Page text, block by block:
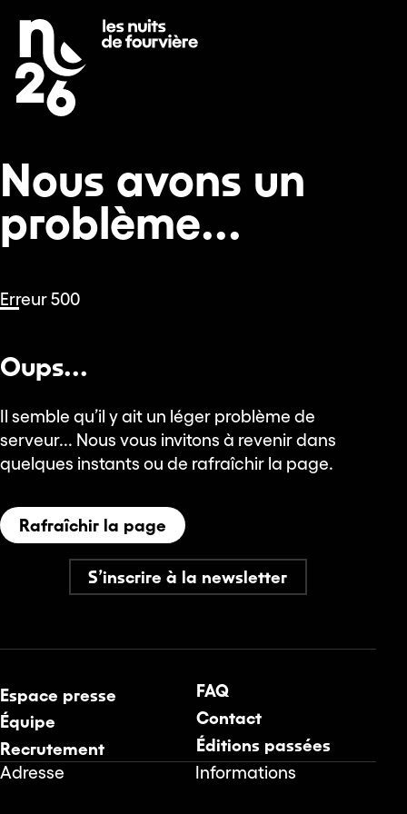
Se rendre au
Contenu principal
Pied de page
Nous avons un
problème...
Erreur 500
Oups...
Il semble qu’il y ait un léger problème de
serveur... Nous vous invitons à revenir dans
quelques instants ou de rafraîchir la page.
Rafraîchir la page
S’inscrire à la newsletter
Espace presse
Équipe
Recrutement
FAQ
Contact
Éditions passées
Adresse Informations